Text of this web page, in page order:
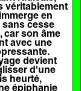
véritablement
en
sans cesse
car son âme
avec une
devient
d'une
heurté,
épiphanie